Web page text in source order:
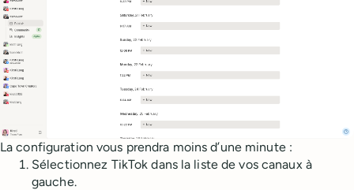
La configuration vous prendra moins d’une minute :
Sélectionnez TikTok dans la liste de vos canaux à
gauche.